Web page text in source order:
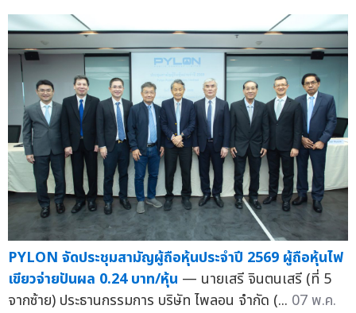
PYLON จัดประชุมสามัญผู้ถือหุ้นประจำปี 2569 ผู้ถือหุ้นไฟ
เขียวจ่ายปันผล 0.24 บาท/หุ้น — นายเสรี จินตนเสรี (ที่ 5
จากซ้าย) ประธานกรรมการ บริษัท ไพลอน จำกัด (... 07 พ.ค.